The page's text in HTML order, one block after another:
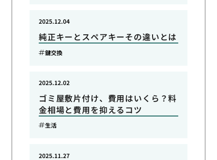
純正キーとスペアキーその違いとは
2025.12.04
鍵交換
ゴミ屋敷片付け、費用はいくら？料
金相場と費用を抑えるコツ
2025.12.02
生活
2025.11.27